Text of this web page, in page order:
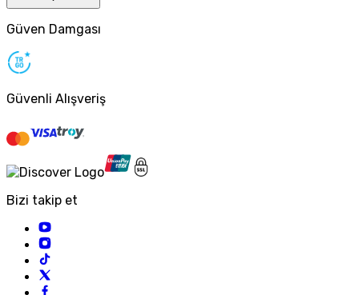
Güven Damgası
Güvenli Alışveriş
Bizi takip et